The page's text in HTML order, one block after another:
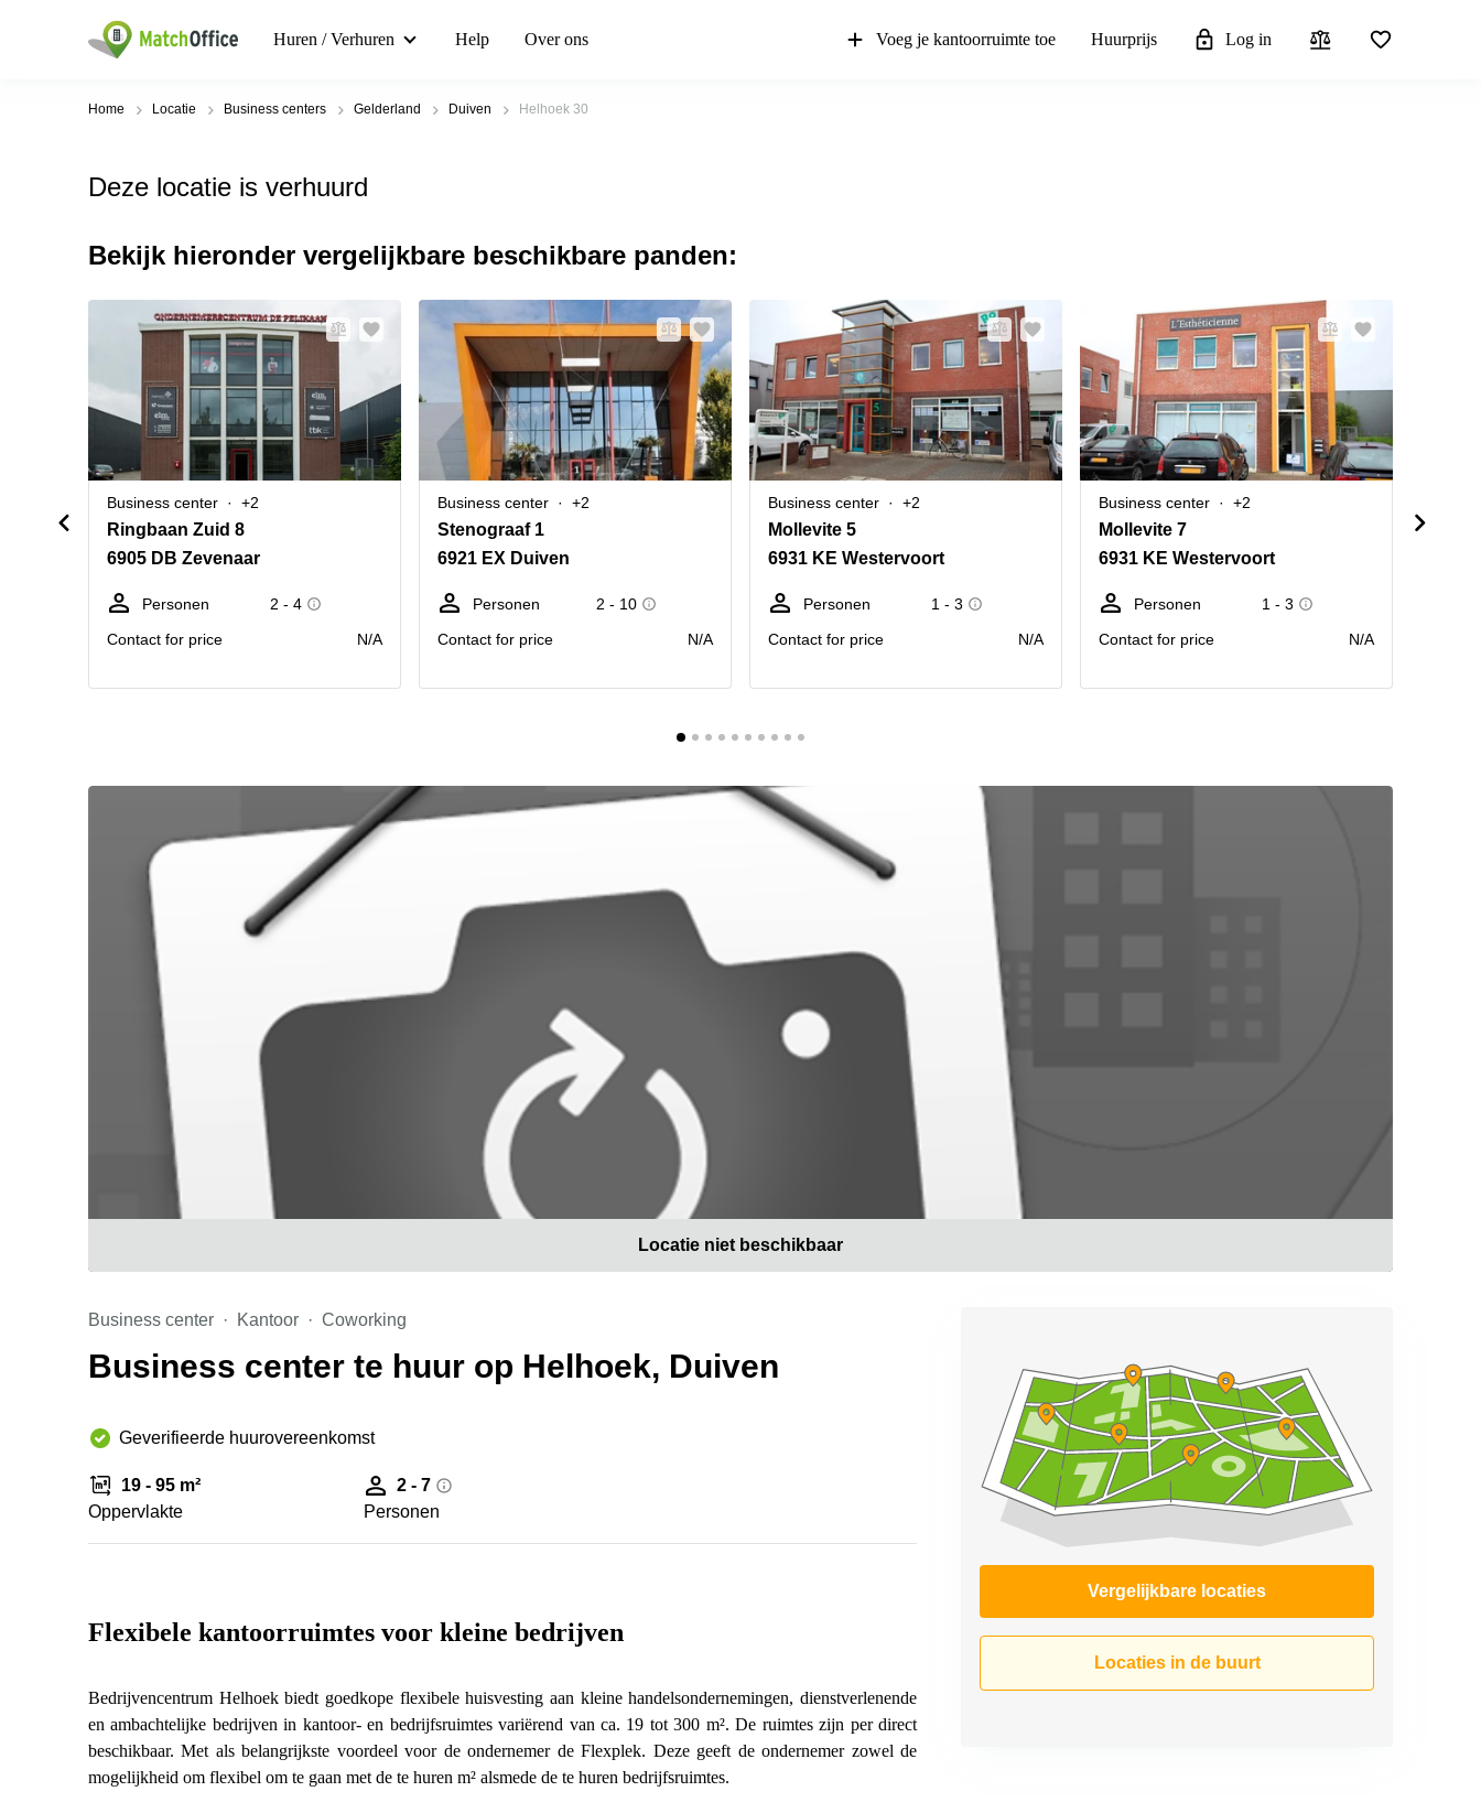
Huren / Verhuren Help Over ons Voeg je kantoorruimte toe Huurprijs Log in
Home Locatie Business centers Gelderland Duiven Helhoek 30
Deze locatie is verhuurd
Bekijk hieronder vergelijkbare beschikbare panden:
Business center +2
Ringbaan Zuid 8
6905 DB Zevenaar
Personen
2 - 4
Contact for price
N/A
Business center +2
Stenograaf 1
6921 EX Duiven
Personen
2 - 10
Contact for price
N/A
Business center +2
Mollevite 5
6931 KE Westervoort
Personen
1 - 3
Contact for price
N/A
Business center +2
Mollevite 7
6931 KE Westervoort
Personen
1 - 3
Contact for price
N/A
Locatie niet beschikbaar
Business center Kantoor Coworking
Business center te huur op Helhoek, Duiven
Geverifieerde huurovereenkomst
19 - 95 m²
Oppervlakte
2 - 7
Personen
Vergelijkbare locaties
Locaties in de buurt
Flexibele kantoorruimtes voor kleine bedrijven
Bedrijvencentrum Helhoek biedt goedkope flexibele huisvesting aan kleine handelsondernemingen, dienstverlenende
en ambachtelijke bedrijven in kantoor- en bedrijfsruimtes variërend van ca. 19 tot 300 m². De ruimtes zijn per direct
beschikbaar. Met als belangrijkste voordeel voor de ondernemer de Flexplek. Deze geeft de ondernemer zowel de
mogelijkheid om flexibel om te gaan met de te huren m² alsmede de te huren bedrijfsruimtes.